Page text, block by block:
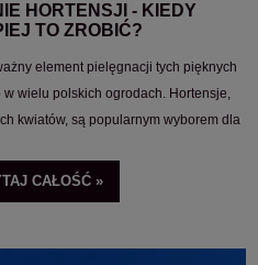
HORTENSJI - KIEDY
TO ZROBIĆ?
element pielęgnacji tych pięknych
w wielu polskich ogrodach. Hortensje,
kwiatów, są popularnym wyborem dla
otoczenia.
CAŁOŚĆ »